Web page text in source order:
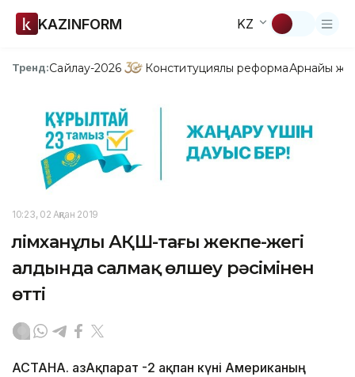
KAZINFORM KZ
Тренд:Сайлау-2026 Конституциялық реформаАрнайы
10:23, 02 Ақпан 2019
Әлімханұлы АҚШ-тағы жекпе-жегі
алдында салмақ өлшеу рәсімінен
өтті
АСТАНА. ҚазАқпарат -2 ақпан күні Американың